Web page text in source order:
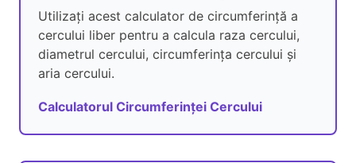
Utilizați acest calculator de circumferință a
cercului liber pentru a calcula raza cercului,
diametrul cercului, circumferința cercului și
aria cercului.
Calculatorul Circumferinței Cercului